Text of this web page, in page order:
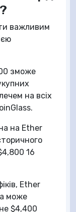
важливим
зможе
на всіх
на Ether
16
Ether
може
$4,400